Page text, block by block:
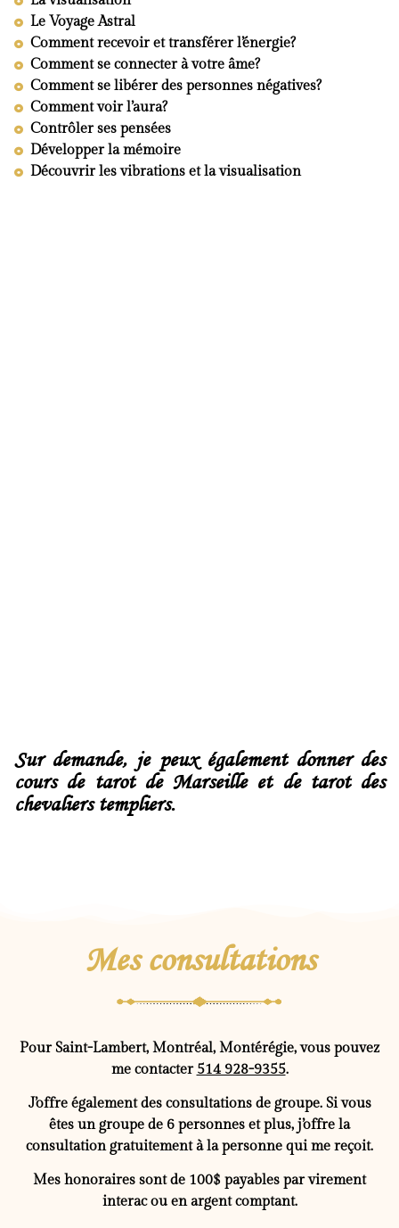
Le Voyage Astral
Comment recevoir et transférer l’énergie?
Comment se connecter à votre âme?
Comment se libérer des personnes négatives?
Comment voir l’aura?
Contrôler ses pensées
Développer la mémoire
Découvrir les vibrations et la visualisation
Sur demande, je peux également donner des
cours de tarot de Marseille et de tarot des
chevaliers templiers.
Mes consultations
Pour Saint-Lambert, Montréal, Montérégie, vous pouvez
me contacter 514 928-9355.
J’offre également des consultations de groupe. Si vous
êtes un groupe de 6 personnes et plus, j’offre la
consultation gratuitement à la personne qui me reçoit.
Mes honoraires sont de 100$ payables par virement
interac ou en argent comptant.